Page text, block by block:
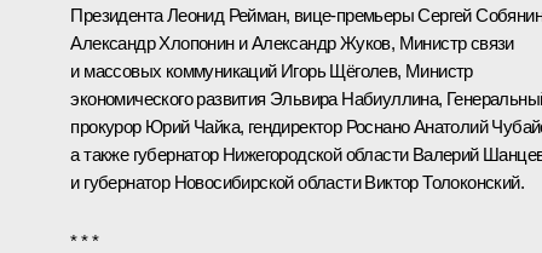
Президента Леонид Рейман, вице-премьеры Сергей
Александр Хлопонин и Александр Жуков, Министр связи
и массовых коммуникаций Игорь Щёголев, Министр
экономического развития Эльвира Набиуллина,
прокурор Юрий Чайка, гендиректор Роснано Анатолий
а также губернатор Нижегородской области Валерий
и губернатор Новосибирской области Виктор Толоконский.
* * *